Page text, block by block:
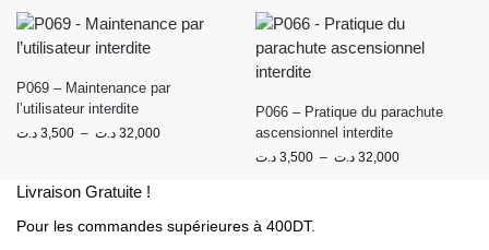
P069 – Maintenance par
l’utilisateur interdite
3,500 د.ت – 32,000 د.ت
P066 – Pratique du parachute
ascensionnel interdite
3,500 د.ت – 32,000 د.ت
Livraison Gratuite !
Pour les commandes supérieures à 400DT.